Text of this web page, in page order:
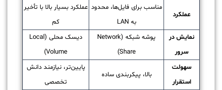
عملکرد
مناسب برای فایل‌ها، محدود
به LAN
عملکرد بسیار بالا با تأخیر
کم
نمایش در
سرور
پوشه شبکه (Network
Share)
دیسک محلی (Local
Volume)
سهولت
استقرار
بالا، پیکربندی ساده
پایین‌تر، نیازمند دانش
تخصصی